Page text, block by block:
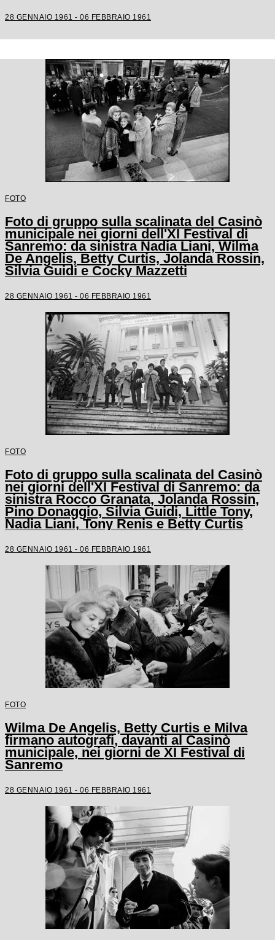
28 GENNAIO 1961 - 06 FEBBRAIO 1961
FOTO
Foto di gruppo sulla scalinata del Casinò
municipale nei giorni dell'XI Festival di
Sanremo: da sinistra Nadia Liani, Wilma
De Angelis, Betty Curtis, Jolanda Rossin,
Silvia Guidi e Cocky Mazzetti
28 GENNAIO 1961 - 06 FEBBRAIO 1961
FOTO
Foto di gruppo sulla scalinata del Casinò
nei giorni dell'XI Festival di Sanremo: da
sinistra Rocco Granata, Jolanda Rossin,
Pino Donaggio, Silvia Guidi, Little Tony,
Nadia Liani, Tony Renis e Betty Curtis
28 GENNAIO 1961 - 06 FEBBRAIO 1961
FOTO
Wilma De Angelis, Betty Curtis e Milva
firmano autografi, davanti al Casinò
municipale, nei giorni de XI Festival di
Sanremo
28 GENNAIO 1961 - 06 FEBBRAIO 1961